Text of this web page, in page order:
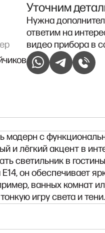
Уточним
Нужна
ответим на
видео прибора в
модерн с
и лёгкий акцент в
светильник в
он обеспечивает
ванных комнат
игру света и тени.